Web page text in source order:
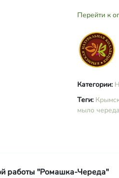
Перейти к
Категории:
Теги:
мыло череда
работы "Ромашка-Череда"